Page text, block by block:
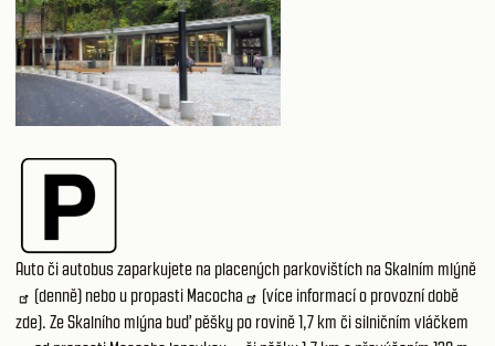
Auto či autobus zaparkujete na placených parkovištích na Skalním mlýně
(denně) nebo u propasti Macocha (více informacío provozní době
zde). Ze Skalního mlýna buď pěšky po rovině 1,7 km čisilničním vláčkem